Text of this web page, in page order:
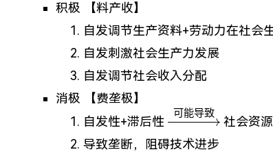
积极 【料产收】
自发调节生产资料+劳动力在社会
自发刺激社会生产力发展
自发调节社会收入分配
消极 【费垄极】
自发性+滞后性 \xrightarrow{
能导致}
可能导致
社会资
导致垄断，阻碍技术进步